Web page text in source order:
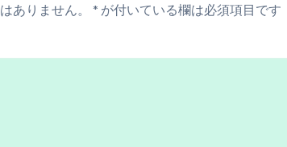
ありません。 * が付いている欄は必須項目です